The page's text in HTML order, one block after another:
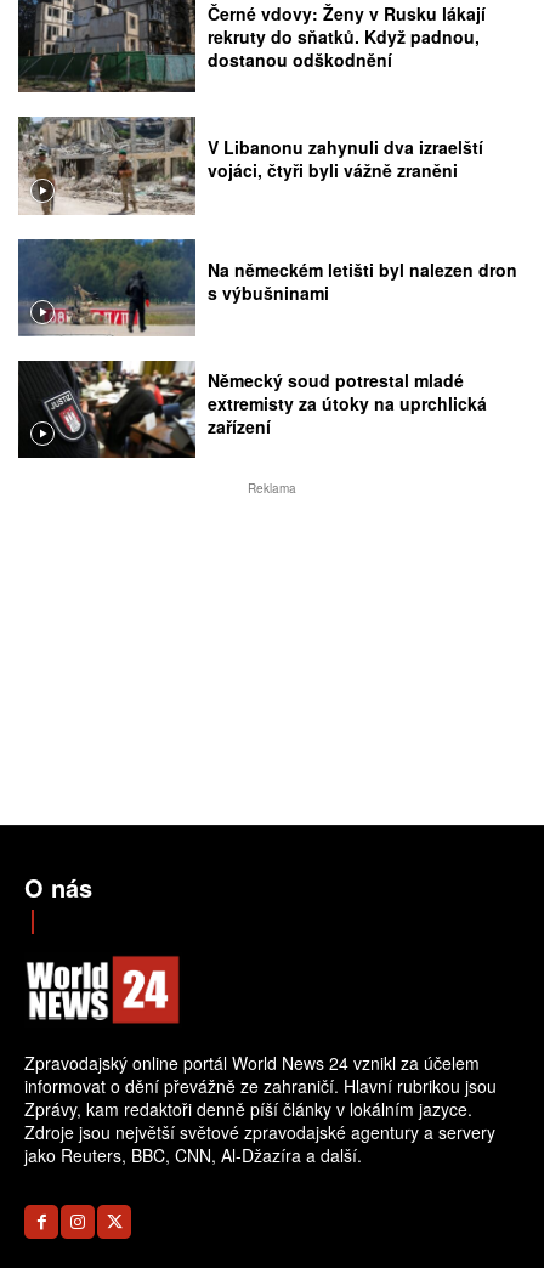
Černé vdovy: Ženy v Rusku lákají
rekruty do sňatků. Když padnou,
dostanou odškodnění
V Libanonu zahynuli dva izraelští
vojáci, čtyři byli vážně zraněni
Na německém letišti byl nalezen dron
s výbušninami
Německý soud potrestal mladé
extremisty za útoky na uprchlická
zařízení
Reklama
O nás
Zpravodajský online portál World News 24 vznikl za účelem
informovat o dění převážně ze zahraničí. Hlavní rubrikou jsou
Zprávy, kam redaktoři denně píší články v lokálním jazyce.
Zdroje jsou největší světové zpravodajské agentury a servery
jako Reuters, BBC, CNN, Al-Džazíra a další.